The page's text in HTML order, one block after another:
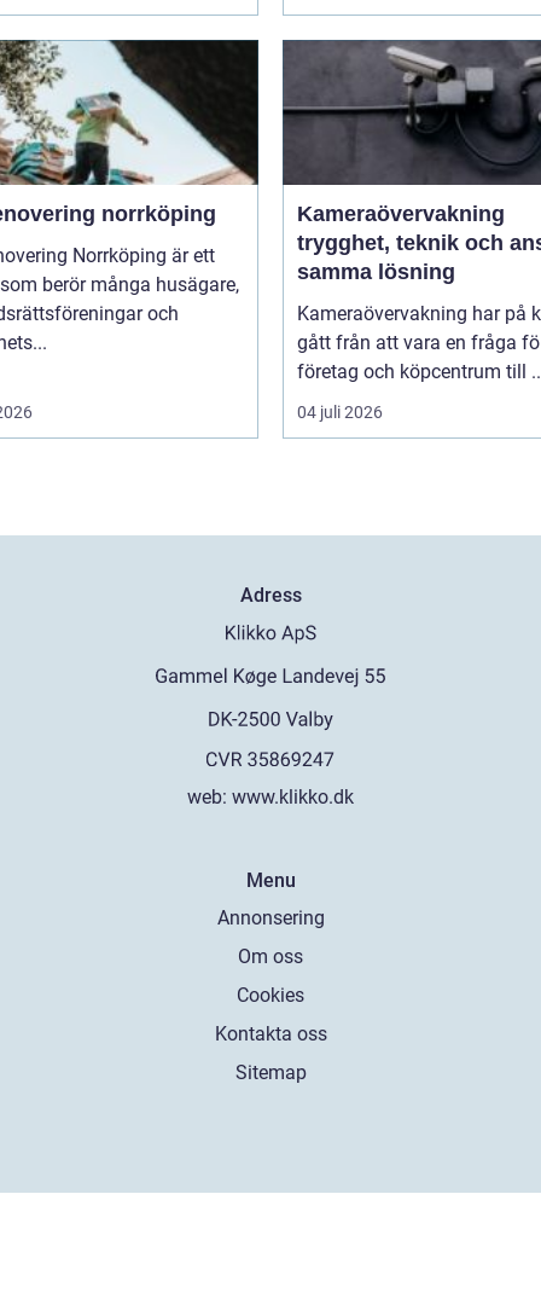
norrköping
Norrköping är ett
berör många husägare,
och
Kameraövervakning
trygghet, teknik och
samma lösning
Kameraövervakning har på
gått från att vara en fråga
företag och köpcentrum till
04 juli 2026
Adress
web: www.klikko.dk
Menu
Annonsering
Om oss
Cookies
Kontakta oss
Sitemap